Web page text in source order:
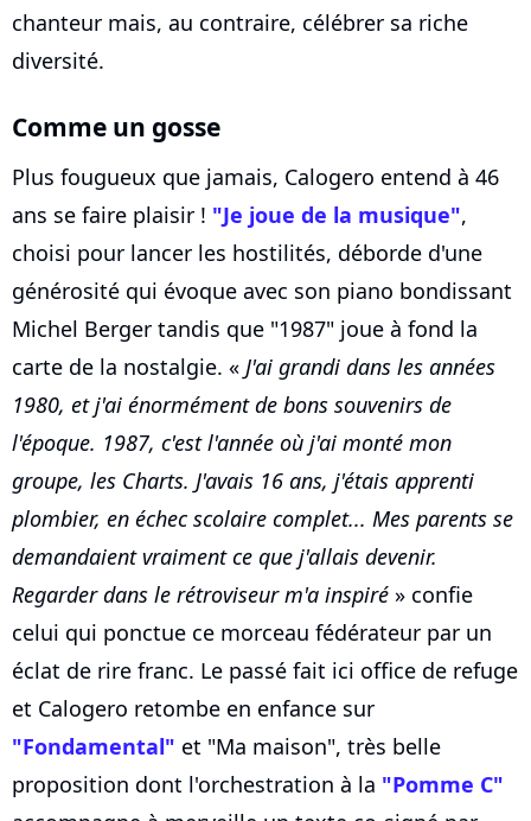
chanteur mais, au contraire, célébrer sa riche
diversité.
Comme un gosse
Plus fougueux que jamais, Calogero entend à 46
ans se faire plaisir ! "Je joue de la musique",
choisi pour lancer les hostilités, déborde d'une
générosité qui évoque avec son piano bondissant
Michel Berger tandis que "1987" joue à fond la
carte de la nostalgie. « J'ai grandi dans les années
1980, et j'ai énormément de bons souvenirs de
l'époque. 1987, c'est l'année où j'ai monté mon
groupe, les Charts. J'avais 16 ans, j'étais apprenti
plombier, en échec scolaire complet... Mes parents se
demandaient vraiment ce que j'allais devenir.
Regarder dans le rétroviseur m'a inspiré » confie
celui qui ponctue ce morceau fédérateur par un
éclat de rire franc. Le passé fait ici office de refuge
et Calogero retombe en enfance sur
"Fondamental" et "Ma maison", très belle
proposition dont l'orchestration à la "Pomme C"